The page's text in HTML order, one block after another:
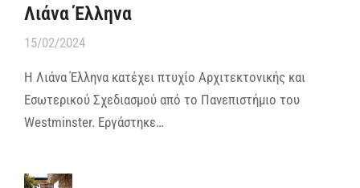
Λιάνα Έλληνα
15/02/2024
Η Λιάνα Έλληνα κατέχει πτυχίο Αρχιτεκτονικής και
Εσωτερικού Σχεδιασμού από το Πανεπιστήμιο του
Westminster. Εργάστηκε…